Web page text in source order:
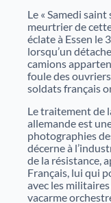
Le « Samedi
meurtrier de
éclate à Essen le
lorsqu’un
camions
foule des
soldats français
Le traitement de
allemande est
photographies
décerne à
de la résistance,
Français, lui qui
avec les
vacarme
Evénements
Justice
Cadastre,
Métiers et